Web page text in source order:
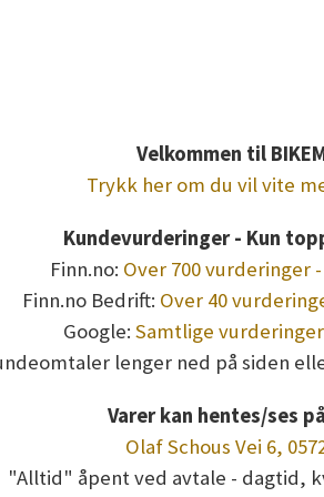
Velkommen til
Trykk her om du vil vite
Kundevurderinger - Kun
Finn.no: Over 700 vurderinger
Finn.no Bedrift: Over 40
Google: Samtlige
lenger ned på siden
Varer kan hentes/ses
Olaf Schous Vei 6,
"Alltid" åpent ved avtale - dagtid,